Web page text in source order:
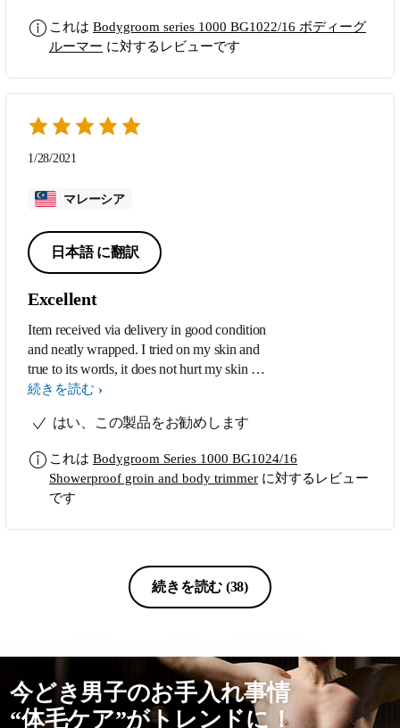
これは Bodygroom series 1000 BG1022/16 ボディーグ
ルーマー に対するレビューです
1/28/2021
マレーシア
日本語 に翻訳
Excellent
Item received via delivery in good condition
and neatly wrapped. I tried on my skin and
true to its words, it does not hurt my skin at
all - although I have not yet to try on my
purchase.
続きを読む
はい、この製品をお勧めします
これは Bodygroom Series 1000 BG1024/16
Showerproof groin and body trimmer に対するレビュー
です
続きを読む (38)
今どき男子のお手入れ事情
“体毛ケア”がトレンドに！